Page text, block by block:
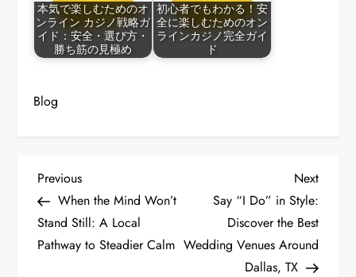
本気で楽しむためのオ
ンライン カジノ戦略ガ
イド：安全・選び方・
勝ち筋の見極め
初心者でもわかる！安
全に楽しむためのオン
ラインカジノ完全ガイ
ド
Blog
P
o
s
Previous
Post
Previous
When the Mind Won’t
Stand Still: A Local
Pathway to Steadier Calm
Next
Post
Next
Say “I Do” in Style:
Discover the Best
Wedding Venues Around
Dallas, TX